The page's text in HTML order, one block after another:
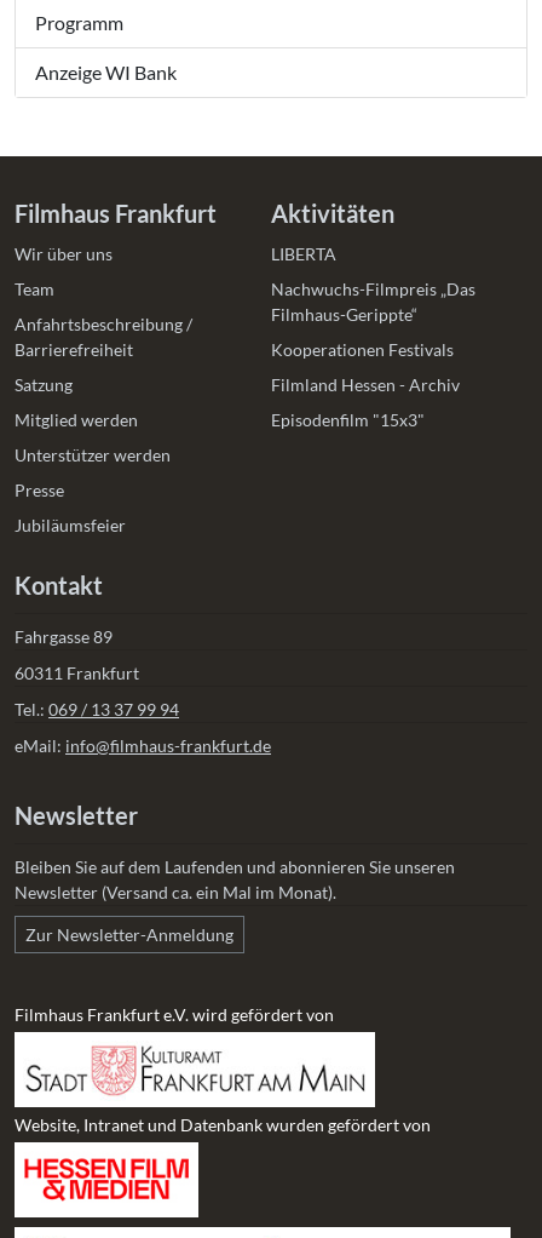
Programm
Anzeige WI Bank
Filmhaus Frankfurt
Wir über uns
Team
Anfahrtsbeschreibung /
Barrierefreiheit
Satzung
Mitglied werden
Unterstützer werden
Presse
Jubiläumsfeier
Aktivitäten
LIBERTA
Nachwuchs-Filmpreis „Das
Filmhaus-Gerippte“
Kooperationen Festivals
Filmland Hessen - Archiv
Episodenfilm "15x3"
Kontakt
Fahrgasse 89
60311 Frankfurt
Tel.: 069 / 13 37 99 94
eMail: info@filmhaus-frankfurt.de
Newsletter
Bleiben Sie auf dem Laufenden und abonnieren Sie unseren
Newsletter (Versand ca. ein Mal im Monat).
Zur Newsletter-Anmeldung
Filmhaus Frankfurt e.V. wird gefördert von
Website, Intranet und Datenbank wurden gefördert von